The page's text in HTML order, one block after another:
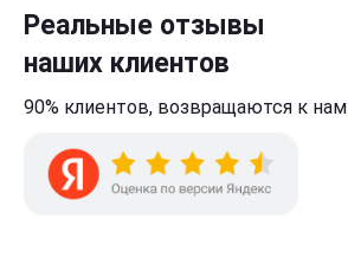
Реальные отзывы
наших клиентов
90% клиентов, возвращаются к нам